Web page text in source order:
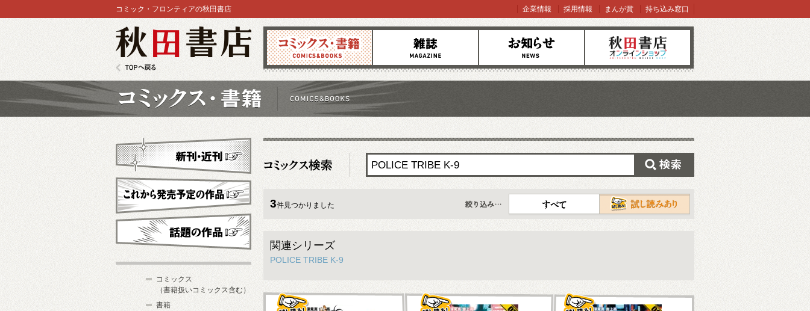
コミックス 雑誌 お知らせ オンラインショップ
コミック・フロンティアの秋田書店 企業情報 採用情報 まんが賞 持ち込み窓口
3件見つかりました
すべて
関連シリーズ
POLICE TRIBE K-9
新刊・近刊
これから発売予定
コミックス
（書籍扱いコミックス含む）
書籍